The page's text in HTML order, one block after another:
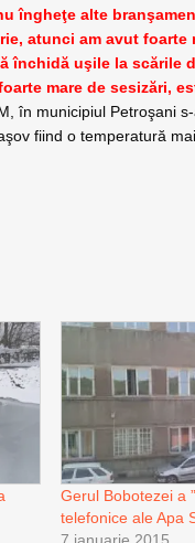
îngheţe alte
atunci am avut
închidă uşile la scările
mare de sesizări,
în municipiul Petroşani
fiind o temperatură mai
Gerul Bobotezei a
telefonice ale Apa
7 ianuarie 2015